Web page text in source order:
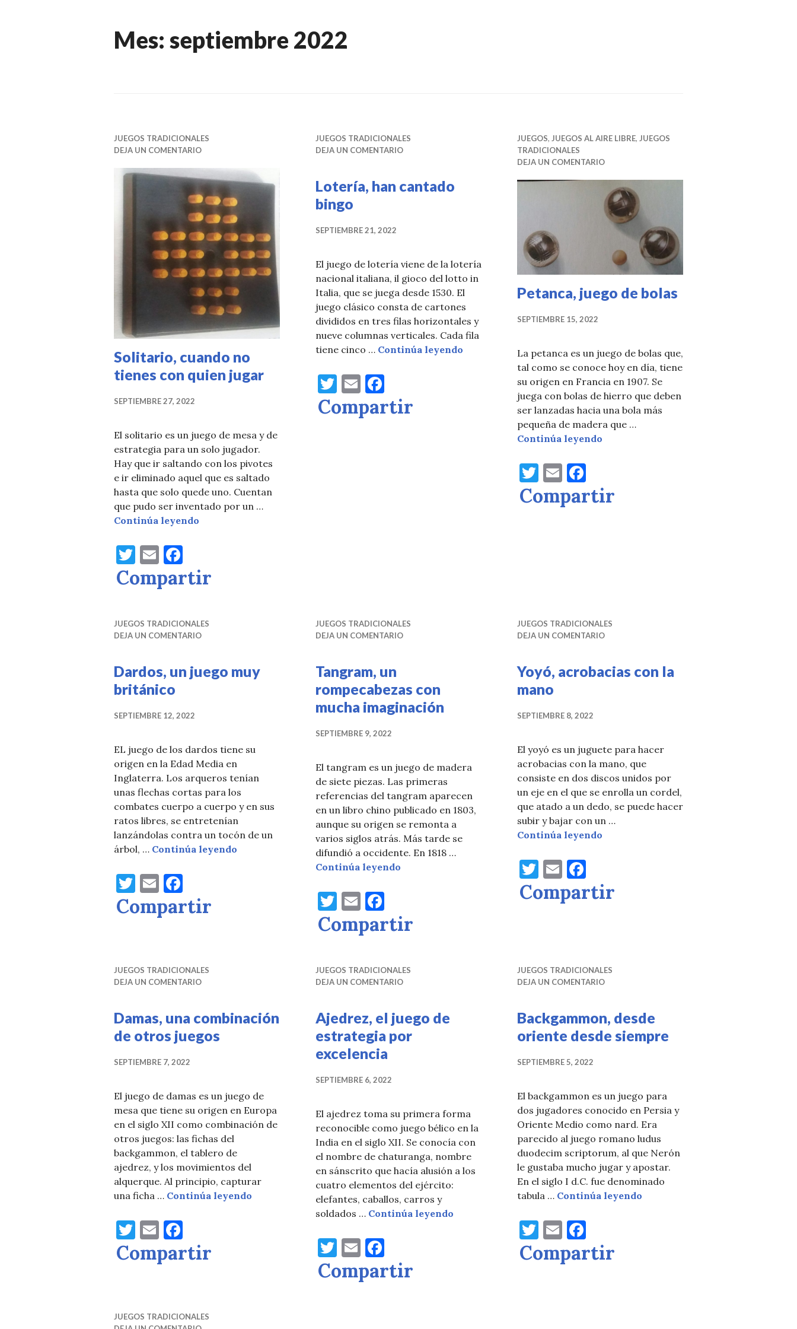
Mes: septiembre 2022
JUEGOS TRADICIONALES
DEJA UN COMENTARIO
Solitario, cuando no
tienes con quien jugar
SEPTIEMBRE 27, 2022
El solitario es un juego de mesa y de
estrategia para un solo jugador.
Hay que ir saltando con los pivotes
e ir eliminado aquel que es saltado
hasta que solo quede uno. Cuentan
que pudo ser inventado por un …
Continúa leyendo
T
w
it
r
E
m
ai
a
c
b
o
k
Compartir
JUEGOS TRADICIONALES
DEJA UN COMENTARIO
Lotería, han cantado
bingo
SEPTIEMBRE 21, 2022
El juego de lotería viene de la lotería
nacional italiana, il gioco del lotto in
Italia, que se juega desde 1530. El
juego clásico consta de cartones
divididos en tres filas horizontales y
nueve columnas verticales. Cada fila
tiene cinco … Continúa leyendo Lotería, han cantado bingo
T
w
it
E
m
ai
a
c
Compartir
JUEGOS, JUEGOS AL AIRE LIBRE, JUEGOS
TRADICIONALES
DEJA UN COMENTARIO
Petanca, juego de bolas
SEPTIEMBRE 15, 2022
La petanca es un juego de bolas que,
tal como se conoce hoy en día, tiene
su origen en Francia en 1907. Se
juega con bolas de hierro que deben
ser lanzadas hacia una bola más
pequeña de madera que …
Continúa leyendo
T
w
it
E
m
ai
a
c
Compartir
JUEGOS TRADICIONALES
DEJA UN COMENTARIO
Dardos, un juego muy
británico
SEPTIEMBRE 12, 2022
EL juego de los dardos tiene su
origen en la Edad Media en
Inglaterra. Los arqueros tenían
unas flechas cortas para los
combates cuerpo a cuerpo y en sus
ratos libres, se entretenían
lanzándolas contra un tocón de un
árbol, … Continúa leyendo Dardos, un juego muy británico
T
w
it
E
m
ai
a
c
o
k
Compartir
JUEGOS TRADICIONALES
DEJA UN COMENTARIO
Tangram, un
rompecabezas con
mucha imaginación
SEPTIEMBRE 9, 2022
El tangram es un juego de madera
de siete piezas. Las primeras
referencias del tangram aparecen
en un libro chino publicado en 1803,
aunque su origen se remonta a
varios siglos atrás. Más tarde se
difundió a occidente. En 1818 …
Continúa leyendo Tangram, un rompecabezas con mucha imaginación
T
w
it
r
E
m
ai
a
c
b
o
k
Compartir
JUEGOS TRADICIONALES
DEJA UN COMENTARIO
Yoyó, acrobacias con la
mano
SEPTIEMBRE 8, 2022
El yoyó es un juguete para hacer
acrobacias con la mano, que
consiste en dos discos unidos por
un eje en el que se enrolla un cordel,
que atado a un dedo, se puede hacer
subir y bajar con un …
Continúa leyendo
T
w
it
E
m
ai
a
c
o
o
Compartir
JUEGOS TRADICIONALES
DEJA UN COMENTARIO
Damas, una combinación
de otros juegos
SEPTIEMBRE 7, 2022
El juego de damas es un juego de
mesa que tiene su origen en Europa
en el siglo XII como combinación de
otros juegos: las fichas del
backgammon, el tablero de
ajedrez, y los movimientos del
alquerque. Al principio, capturar
una ficha … Continúa leyendo Damas, una combinación de otros juegos
T
w
it
E
m
ai
a
c
Compartir
JUEGOS TRADICIONALES
DEJA UN COMENTARIO
Ajedrez, el juego de
estrategia por
excelencia
SEPTIEMBRE 6, 2022
El ajedrez toma su primera forma
reconocible como juego bélico en la
India en el siglo XII. Se conocía con
el nombre de chaturanga, nombre
en sánscrito que hacía alusión a los
cuatro elementos del ejército:
elefantes, caballos, carros y
soldados … Continúa leyendo
T
w
it
E
m
ai
a
c
Compartir
JUEGOS TRADICIONALES
DEJA UN COMENTARIO
Backgammon, desde
oriente desde siempre
SEPTIEMBRE 5, 2022
El backgammon es un juego para
dos jugadores conocido en Persia y
Oriente Medio como nard. Era
parecido al juego romano ludus
duodecim scriptorum, al que Nerón
le gustaba mucho jugar y apostar.
En el siglo I d.C. fue denominado
tabula … Continúa leyendo
T
w
it
E
m
ai
a
c
Compartir
JUEGOS TRADICIONALES